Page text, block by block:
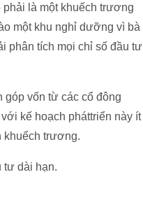
là một khuếch trương
một khu nghỉ dưỡng vì bà
phân tích mọi chỉ số đầu tư
góp vốn từ các cổ đông
kế hoạch pháttriển này ít
khuếch trương.
tư dài hạn.